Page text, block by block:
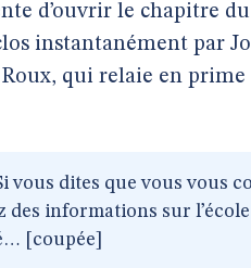
d’ouvrir le chapitre
instantanément par
qui relaie en prime
vous dites que vous vous
des informations sur
[coupée]